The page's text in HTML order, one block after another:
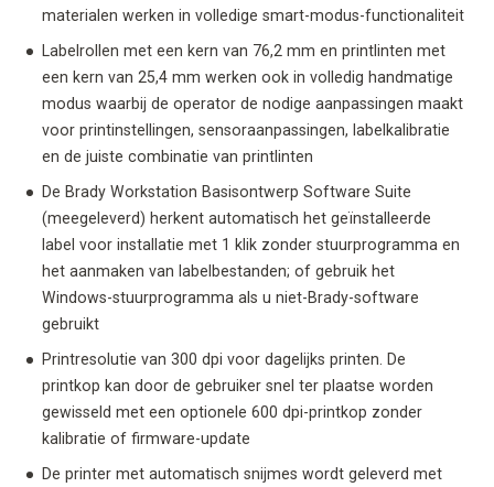
materialen werken in volledige smart-modus-functionaliteit
Labelrollen met een kern van 76,2 mm en printlinten met
een kern van 25,4 mm werken ook in volledig handmatige
modus waarbij de operator de nodige aanpassingen maakt
voor printinstellingen, sensoraanpassingen, labelkalibratie
en de juiste combinatie van printlinten
De Brady Workstation Basisontwerp Software Suite
(meegeleverd) herkent automatisch het geïnstalleerde
label voor installatie met 1 klik zonder stuurprogramma en
het aanmaken van labelbestanden; of gebruik het
Windows-stuurprogramma als u niet-Brady-software
gebruikt
Printresolutie van 300 dpi voor dagelijks printen. De
printkop kan door de gebruiker snel ter plaatse worden
gewisseld met een optionele 600 dpi-printkop zonder
kalibratie of firmware-update
De printer met automatisch snijmes wordt geleverd met